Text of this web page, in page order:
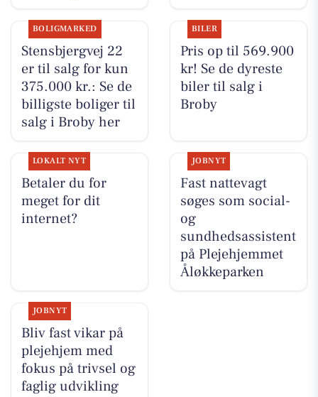
BOLIGMARKED
Stensbjergvej 22
er til salg for kun
375.000 kr.: Se de
billigste boliger til
salg i Broby her
BILER
Pris op til 569.900
kr! Se de dyreste
biler til salg i
Broby
LOKALT NYT
Betaler du for
meget for dit
internet?
JOBNYT
Fast nattevagt
søges som social-
og
sundhedsassistent
på Plejehjemmet
Åløkkeparken
JOBNYT
Bliv fast vikar på
plejehjem med
fokus på trivsel og
faglig udvikling